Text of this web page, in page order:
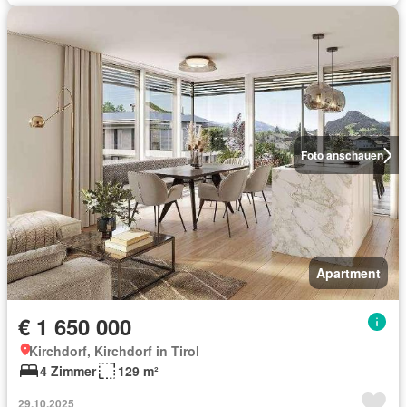
Foto anschauen
Apartment
€ 1 650 000
Kirchdorf, Kirchdorf in Tirol
4 Zimmer
129 m²
29.10.2025